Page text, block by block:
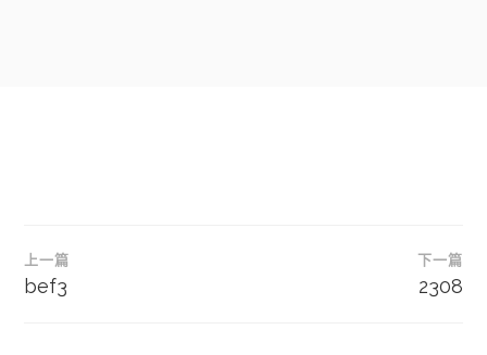
文
章
上一篇
bef3
下一篇
2308